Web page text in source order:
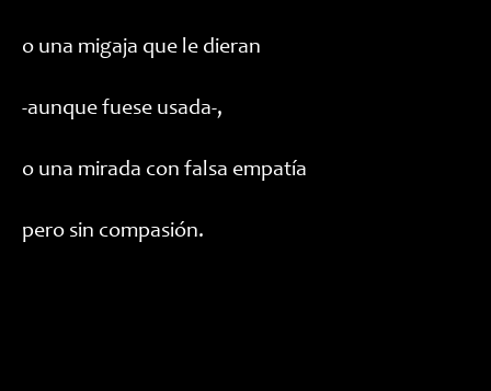
o una migaja que le dieran
-aunque fuese usada-,
o una mirada con falsa empatía
pero sin compasión.